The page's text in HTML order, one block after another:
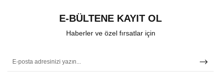
E-BÜLTENE KAYIT OL
Haberler ve özel fırsatlar için